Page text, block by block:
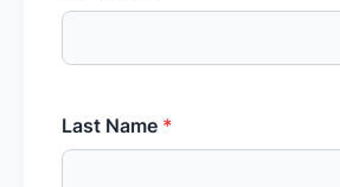
Last Name *